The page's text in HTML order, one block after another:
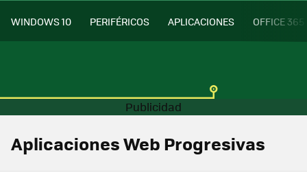
WINDOWS 10 PERIFÉRICOS APLICACIONES OFFICE 365
Aplicaciones Web Progresivas